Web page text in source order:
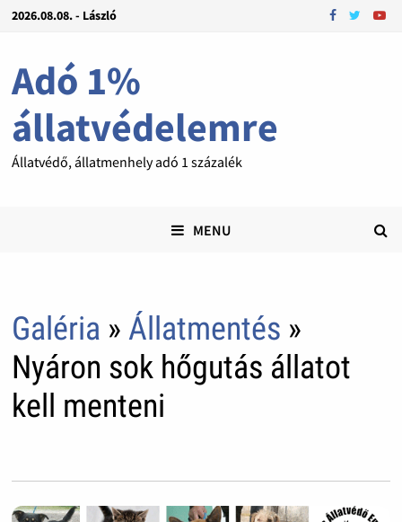
2026.08.08. - László
Adó 1%
állatvédelemre
Állatvédő, állatmenhely adó 1 százalék
MENU
Galéria » Állatmentés »
Nyáron sok hőgutás állatot
kell menteni